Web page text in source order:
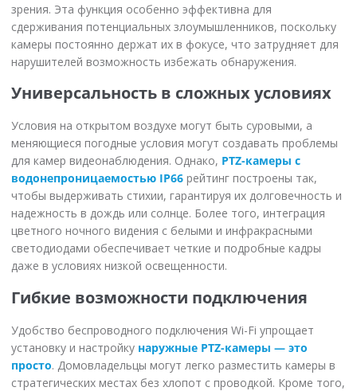
зрения. Эта функция особенно эффективна для
сдерживания потенциальных злоумышленников, поскольку
камеры постоянно держат их в фокусе, что затрудняет для
нарушителей возможность избежать обнаружения.
Универсальность в сложных условиях
Условия на открытом воздухе могут быть суровыми, а
меняющиеся погодные условия могут создавать проблемы
для камер видеонаблюдения. Однако, PTZ-камеры с
водонепроницаемостью IP66 рейтинг построены так,
чтобы выдерживать стихии, гарантируя их долговечность и
надежность в дождь или солнце. Более того, интеграция
цветного ночного видения с белыми и инфракрасными
светодиодами обеспечивает четкие и подробные кадры
даже в условиях низкой освещенности.
Гибкие возможности подключения
Удобство беспроводного подключения Wi-Fi упрощает
установку и настройку наружные PTZ-камеры — это
просто. Домовладельцы могут легко разместить камеры в
стратегических местах без хлопот с проводкой. Кроме того,